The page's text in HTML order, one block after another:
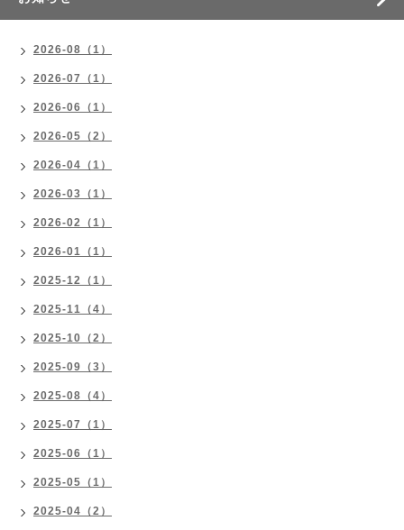
2026-08（1）
2026-07（1）
2026-06（1）
2026-05（2）
2026-04（1）
2026-03（1）
2026-02（1）
2026-01（1）
2025-12（1）
2025-11（4）
2025-10（2）
2025-09（3）
2025-08（4）
2025-07（1）
2025-06（1）
2025-05（1）
2025-04（2）